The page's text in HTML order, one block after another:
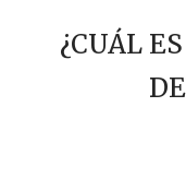
¿CUÁL